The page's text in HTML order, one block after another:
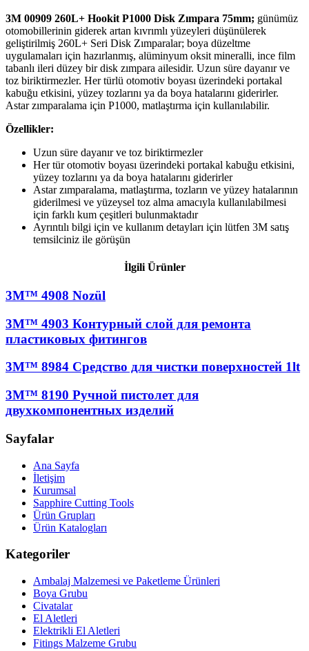
3M 00909 260L+ Hookit P1000 Disk Zımpara 75mm; günümüz
otomobillerinin giderek artan kıvrımlı yüzeyleri düşünülerek
geliştirilmiş 260L+ Seri Disk Zımparalar; boya düzeltme
uygulamaları için hazırlanmış, alüminyum oksit mineralli, ince film
tabanlı ileri düzey bir disk zımpara ailesidir. Uzun süre dayanır ve
toz biriktirmezler. Her türlü otomotiv boyası üzerindeki portakal
kabuğu etkisini, yüzey tozlarını ya da boya hatalarını giderirler.
Astar zımparalama için P1000, matlaştırma için kullanılabilir.
Özellikler:
Uzun süre dayanır ve toz biriktirmezler
Her tür otomotiv boyası üzerindeki portakal kabuğu etkisini,
yüzey tozlarını ya da boya hatalarını giderirler
Astar zımparalama, matlaştırma, tozların ve yüzey hatalarının
giderilmesi ve yüzeysel toz alma amacıyla kullanılabilmesi
için farklı kum çeşitleri bulunmaktadır
Ayrıntılı bilgi için ve kullanım detayları için lütfen 3M satış
temsilciniz ile görüşün
İlgili Ürünler
3M™ 4908 Nozül
3M™ 4903 Контурный слой для ремонта
пластиковых фитингов
3M™ 8984 Средство для чистки поверхностей 1lt
3M™ 8190 Ручной пистолет для
двухкомпонентных изделий
Sayfalar
Ana Sayfa
İletişim
Kurumsal
Sapphire Cutting Tools
Ürün Grupları
Ürün Katalogları
Kategoriler
Ambalaj Malzemesi ve Paketleme Ürünleri
Boya Grubu
Civatalar
El Aletleri
Elektrikli El Aletleri
Fitings Malzeme Grubu